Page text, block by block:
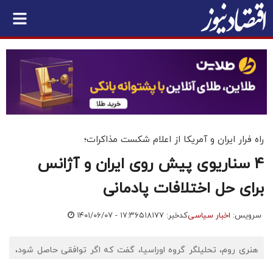
راه فرار ایران و آمریکا از اعلام شکست مذاکرات؛
4 سناریوی پیش روی ایران و آژانس
برای حل اختلافات پادمانی
سرویس: اخبار سیاسیکدخبر: ۵۱۸۱۷۷ ۱۴۰۱/۰۶/۰۷ - ۱۷:۳۶
هنری روم، تحلیلگر گروه اوراسیا، گفت که اگر توافقی حاصل شود،